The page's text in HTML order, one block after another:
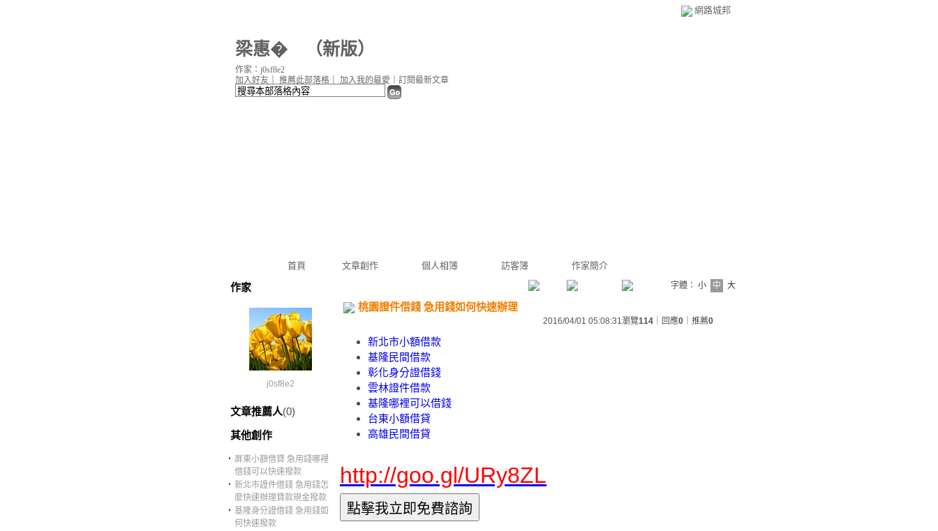
網路城邦
梁惠� （新版）
首頁 文章創作 個人相簿 訪客簿 作家簡介
加入好友 推薦此部落格 加入我的最愛 訂閱最新文章
作家：j0sf8e2
作家
j0sf8e2
文章推薦人(0)
其他創作
‧ 屏東小額借貸 急用錢哪裡
借錢可以快速撥款
‧ 新北市證件借錢 急用錢怎
麼快速辦理貸款現金撥款
‧ 基隆身分證借錢 急用錢如
何快速撥款
字體： 小 中 大
桃園證件借錢 急用錢如何快速辦理
2016/04/01 05:08:31瀏覽114 ｜回應0 ｜推薦0
新北市小額借款
基隆民間借款
彰化身分證借錢
雲林證件借款
基隆哪裡可以借錢
台東小額借貸
高雄民間借貸
http://goo.gl/URy8ZL